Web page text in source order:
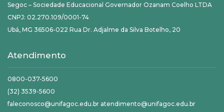
Segoc – Sociedade Educacional Governador Ozanam Coelho LTDA
CNPJ: 02.270.109/0001-74
Ubá, MG 36506-022 Rua Dr. Adjalme da Silva Botelho, 20
Atendimento
0800-037-5600
(32) 3539-5600
faleconosco@unifagoc.edu.br atendimento@unifagoc.edu.br